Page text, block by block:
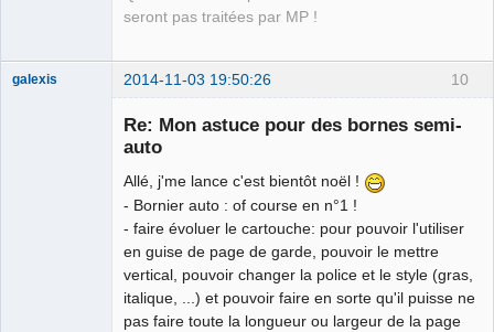
seront pas traitées par MP !
10
galexis 2014-11-03 19:50:26
Re: Mon astuce pour des bornes semi-
auto
Allé, j'me lance c'est bientôt noël !
- Bornier auto : of course en n°1 !
- faire évoluer le cartouche: pour pouvoir l'utiliser
en guise de page de garde, pouvoir le mettre
vertical, pouvoir changer la police et le style (gras,
italique, ...) et pouvoir faire en sorte qu'il puisse ne
pas faire toute la longueur ou largeur de la page